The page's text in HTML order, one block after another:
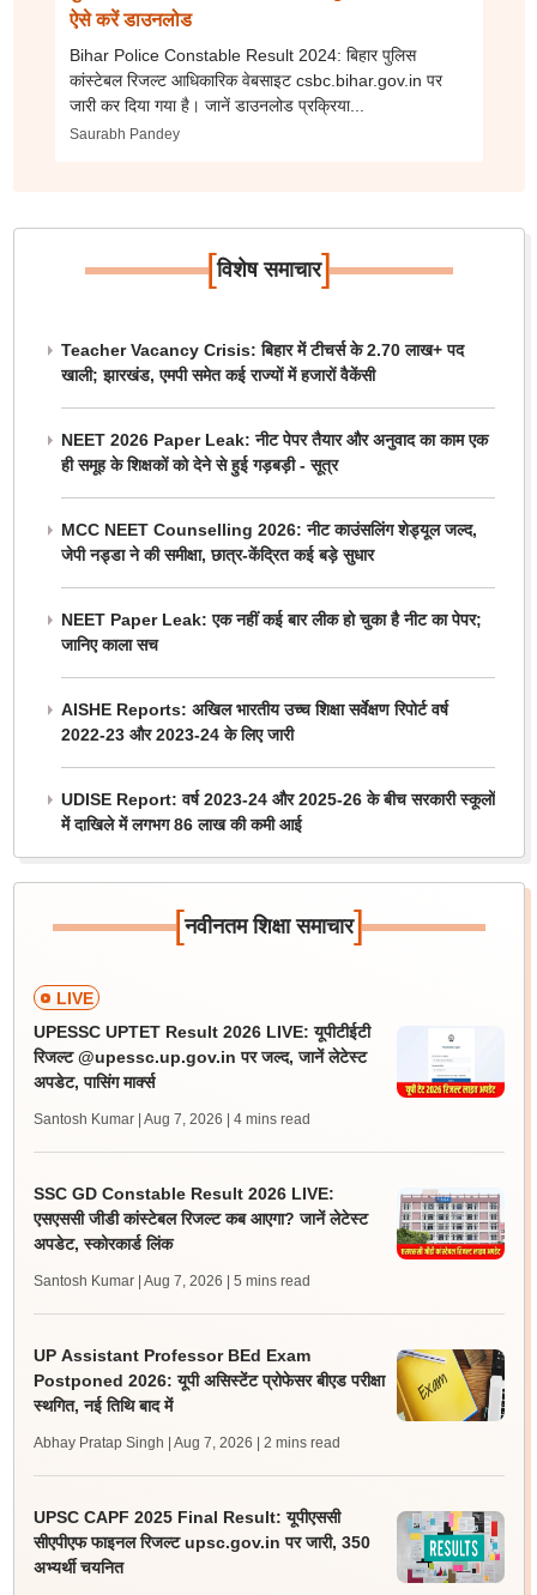
ऐसे करें डाउनलोड
Bihar Police Constable Result 2024: बिहार पुलिस
कांस्टेबल रिजल्ट आधिकारिक वेबसाइट csbc.bihar.gov.in पर
जारी कर दिया गया है। जानें डाउनलोड प्रक्रिया...
Saurabh Pandey
[विशेष समाचार]
Teacher Vacancy Crisis: बिहार में टीचर्स के 2.70 लाख+ पद
खाली; झारखंड, एमपी समेत कई राज्यों में हजारों वैकेंसी
NEET 2026 Paper Leak: नीट पेपर तैयार और अनुवाद का काम एक
ही समूह के शिक्षकों को देने से हुई गड़बड़ी - सूत्र
MCC NEET Counselling 2026: नीट काउंसलिंग शेड्यूल जल्द,
जेपी नड्डा ने की समीक्षा, छात्र-केंद्रित कई बड़े सुधार
NEET Paper Leak: एक नहीं कई बार लीक हो चुका है नीट का पेपर;
जानिए काला सच
AISHE Reports: अखिल भारतीय उच्च शिक्षा सर्वेक्षण रिपोर्ट वर्ष
2022-23 और 2023-24 के लिए जारी
UDISE Report: वर्ष 2023-24 और 2025-26 के बीच सरकारी स्कूलों
में दाखिले में लगभग 86 लाख की कमी आई
[नवीनतम शिक्षा समाचार]
LIVE
UPESSC UPTET Result 2026 LIVE: यूपीटीईटी
रिजल्ट @upessc.up.gov.in पर जल्द, जानें लेटेस्ट
अपडेट, पासिंग मार्क्स
Santosh Kumar | Aug 7, 2026 | 4 mins read
SSC GD Constable Result 2026 LIVE:
एसएससी जीडी कांस्टेबल रिजल्ट कब आएगा? जानें लेटेस्ट
अपडेट, स्कोरकार्ड लिंक
Santosh Kumar | Aug 7, 2026 | 5 mins read
UP Assistant Professor BEd Exam
Postponed 2026: यूपी असिस्टेंट प्रोफेसर बीएड परीक्षा
स्थगित, नई तिथि बाद में
Abhay Pratap Singh | Aug 7, 2026 | 2 mins read
UPSC CAPF 2025 Final Result: यूपीएससी
सीएपीएफ फाइनल रिजल्ट upsc.gov.in पर जारी, 350
अभ्यर्थी चयनित